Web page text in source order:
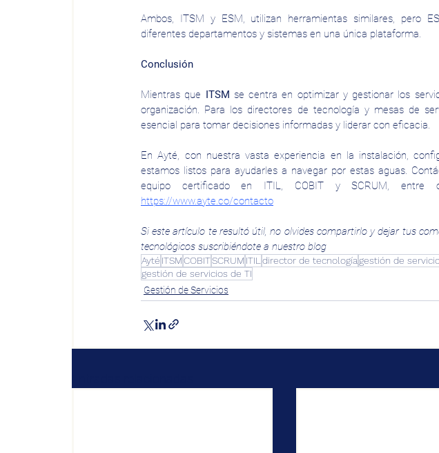
Ambos, ITSM y ESM, utilizan herramientas similares, pero
diferentes departamentos y sistemas en una única plataforma.
Conclusión
Mientras que ITSM se centra en optimizar y gestionar los
organización. Para los directores de tecnología y mesas de
esencial para tomar decisiones informadas y liderar con eficacia.
En Ayté, con nuestra vasta experiencia en la instalación,
estamos listos para ayudarles a navegar por estas aguas.
https://www.ayte.co/contacto
Si este artículo te resultó útil, no olvides compartirlo y dejar tus
tecnológicos suscribiéndote a nuestro blog
Ayté ITSMCOBITSCRUM ITIL director de tecnologíagestión de
gestión de servicios de TI
Gestión de Servicios